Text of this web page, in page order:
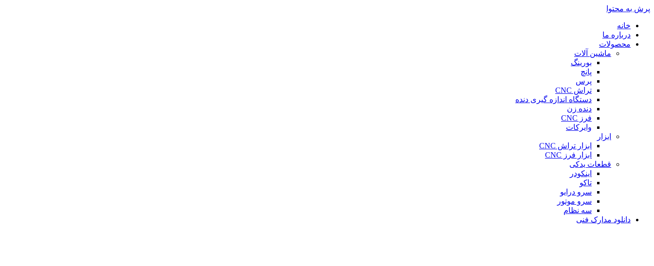
پرش به محتوا
خانه
درباره ما
محصولات
ماشین آلات
بورینگ
پانچ
پرس
تراش CNC
دستگاه اندازه گیری دنده
دنده زن
فرز CNC
وایرکات
ابزار
ابزار تراش CNC
ابزار فرز CNC
قطعات یدکی
اینکودر
تاکو
سرو درایو
سرو موتور
سه نظام
دانلود مدارک فنی